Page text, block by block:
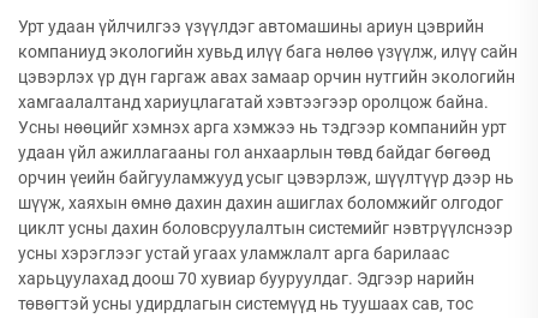
Урт удаан үйлчилгээ үзүүлдэг автомашины ариун цэврийн
компаниуд экологийн хувьд илүү бага нөлөө үзүүлж, илүү сайн
цэвэрлэх үр дүн гаргаж авах замаар орчин нутгийн экологийн
хамгаалалтанд хариуцлагатай хэвтээгээр оролцож байна.
Усны нөөцийг хэмнэх арга хэмжээ нь тэдгээр компанийн урт
удаан үйл ажиллагааны гол анхаарлын төвд байдаг бөгөөд
орчин үеийн байгууламжууд усыг цэвэрлэж, шүүлтүүр дээр нь
шүүж, хаяхын өмнө дахин дахин ашиглах боломжийг олгодог
циклт усны дахин боловсруулалтын системийг нэвтрүүлснээр
усны хэрэглээг устай угаах уламжлалт арга барилаас
харьцуулахад доош 70 хувиар бууруулдаг. Эдгээр нарийн
төвөгтэй усны удирдлагын системүүд нь туушаах сав, тос